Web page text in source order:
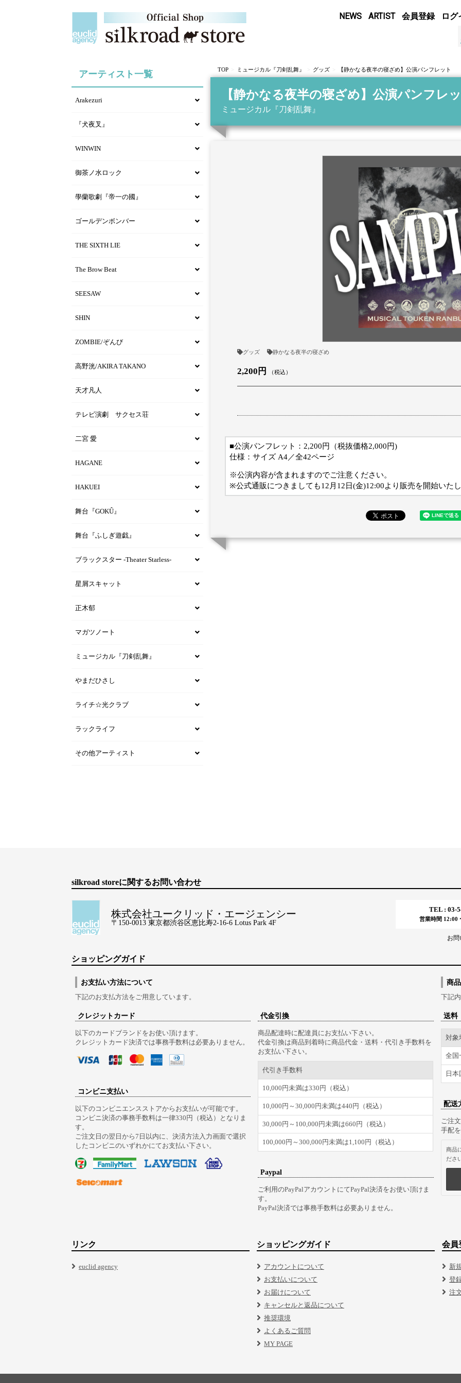
NEWS ARTIST 会員登録 ログ
TOP ミュージカル『刀剣乱舞』 グッズ 【静かなる夜半の寝ざめ】公演パンフレット
【静かなる夜半の寝ざめ】公演パンフレ
ミュージカル『刀剣乱舞』
グッズ 静かなる夜半の寝ざめ
2,200円 （税込）
■公演パンフレット：2,200円（税抜価格2,000円)
仕様：サイズ A4／全42ページ
※公演内容が含まれますのでご注意ください。
※公式通販につきましても12月12日(金)12:00より販売を開始いた
アーティスト一覧
Arakezuri
『犬夜叉』
WINWIN
御茶ノ水ロック
學蘭歌劇『帝一の國』
ゴールデンボンバー
THE SIXTH LIE
The Brow Beat
SEESAW
SHIN
ZOMBIE/ぞんび
高野洸/AKIRA TAKANO
天才凡人
テレビ演劇 サクセス荘
二宮 愛
HAGANE
HAKUEI
舞台『GOKÛ』
舞台『ふしぎ遊戯』
ブラックスター -Theater Starless-
星屑スキャット
正木郁
マガツノート
ミュージカル『刀剣乱舞』
やまだひさし
ライチ☆光クラブ
ラックライフ
その他アーティスト
silkroad storeに関するお問い合わせ
株式会社ユークリッド・エージェンシー
〒150-0013 東京都渋谷区恵比寿2-16-6 Lotus Park 4F
TEL : 03-
営業時間 12:00
お
ショッピングガイド
お支払い方法について
下記のお支払方法をご用意しています。
クレジットカード
以下のカードブランドをお使い頂けます。
クレジットカード決済では事務手数料は必要ありません。
コンビニ支払い
以下のコンビニエンスストアからお支払いが可能です。
コンビニ決済の事務手数料は一律330円（税込）となりま
す。
ご注文日の翌日から7日以内に、決済方法入力画面で選択
したコンビニのいずれかにてお支払い下さい。
代金引換
商品配達時に配達員にお支払い下さい。
代金引換は商品到着時に商品代金・送料・代引き手数料を
お支払い下さい。
代引き手数料
10,000円未満は330円（税込）
10,000円～30,000円未満は440円（税込）
30,000円～100,000円未満は660円（税込）
100,000円～300,000円未満は1,100円（税込）
Paypal
ご利用のPayPalアカウントにてPayPal決済をお使い頂けま
す。
PayPal決済では事務手数料は必要ありません。
商
下記
送料
対象
全国
日本
配送
ご注
手配
商品
ださ
リンク
euclid agency
ショッピングガイド
アカウントについて
お支払いについて
お届けについて
キャンセルと返品について
推奨環境
よくあるご質問
MY PAGE
会員
新
登
注